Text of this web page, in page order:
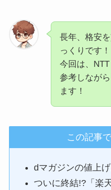
長年、格安
っくりです！
今回は、
参考しなが
ます！
この記事
dマガジンの値上
ついに終結!?「楽